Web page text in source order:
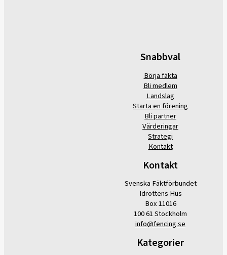
Snabbval
Börja fäkta
Bli medlem
Landslag
Starta en förening
Bli partner
Värderingar
Strategi
Kontakt
Kontakt
Svenska Fäktförbundet
Idrottens Hus
Box 11016
100 61 Stockholm
info@fencing.se
Kategorier